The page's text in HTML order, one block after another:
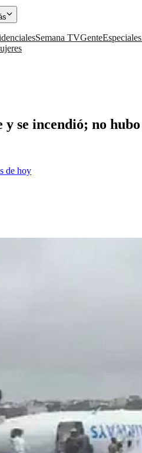
Semana TVGenteEspeciales
se incendió; no
de hoy